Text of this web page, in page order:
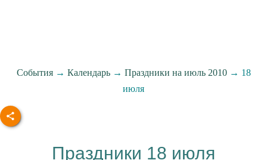
События→ Календарь→ Праздники на июль 2010→ 18
июля
Праздники 18 июля